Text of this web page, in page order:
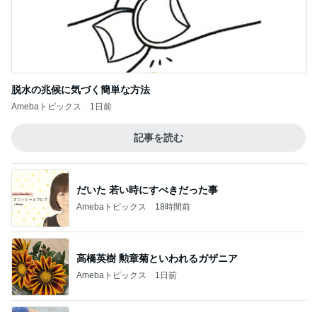
脱水の兆候に気づく簡単な方法
Amebaトピックス 1日前
記事を読む
だいた 若い時にすべきだった事
Amebaトピックス 18時間前
高橋英樹 勲章菊といわれるガザニア
Amebaトピックス 1日前